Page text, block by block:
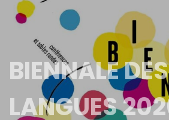
BIENNALE DES
LANGUES